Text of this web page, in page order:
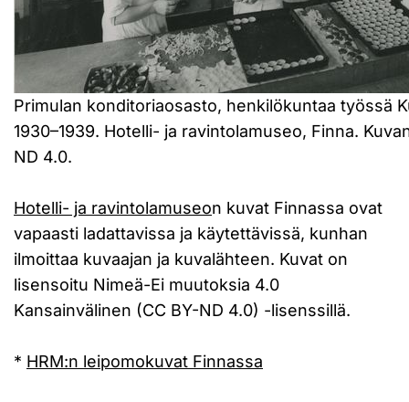
Primulan konditoriaosasto, henkilökuntaa työssä
1930–1939. Hotelli- ja ravintolamuseo, Finna.
ND 4.0.
Hotelli- ja ravintolamuseon kuvat Finnassa ovat
vapaasti ladattavissa ja käytettävissä, kunhan
ilmoittaa kuvaajan ja kuvalähteen. Kuvat on
lisensoitu Nimeä-Ei muutoksia 4.0
Kansainvälinen (CC BY-ND 4.0) -lisenssillä.
* HRM:n leipomokuvat Finnassa